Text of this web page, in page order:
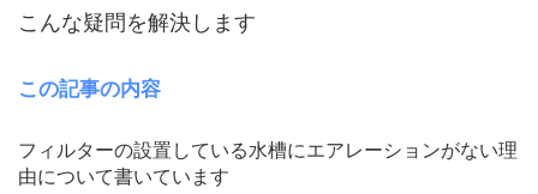
こんな疑問を解決します
この記事の内容
フィルターの設置している水槽にエアレーションがない理
由について書いています